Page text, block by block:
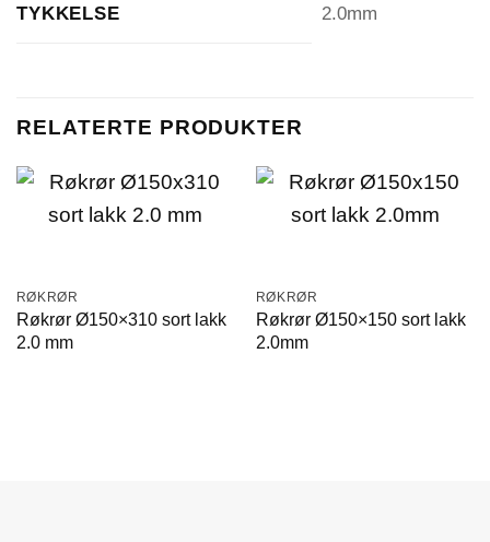
TYKKELSE 2.0mm
RELATERTE PRODUKTER
RØKRØR
Røkrør Ø150×310 sort lakk
2.0 mm
RØKRØR
Røkrør Ø150×150 sort lakk
2.0mm